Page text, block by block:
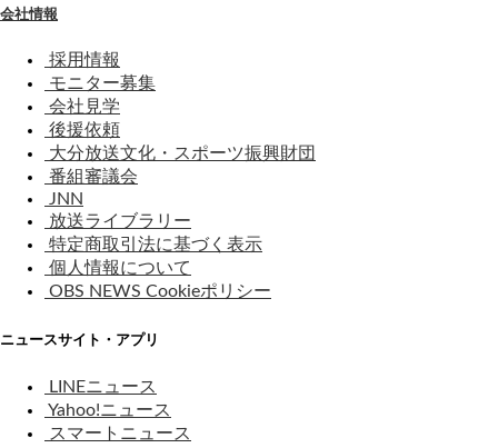
会社情報
採用情報
モニター募集
会社見学
後援依頼
大分放送文化・スポーツ振興財団
番組審議会
JNN
放送ライブラリー
特定商取引法に基づく表示
個人情報について
OBS NEWS Cookieポリシー
ニュースサイト・アプリ
LINEニュース
Yahoo!ニュース
スマートニュース